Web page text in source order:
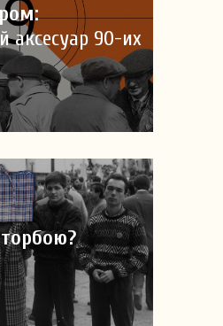
аксесуар 90-их